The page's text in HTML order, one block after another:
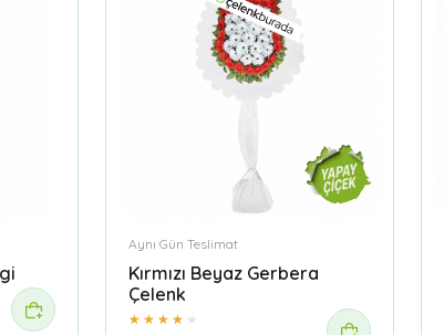
Aynı Gün Teslimat
Kırmızı Beyaz Gerbera
Çelenk